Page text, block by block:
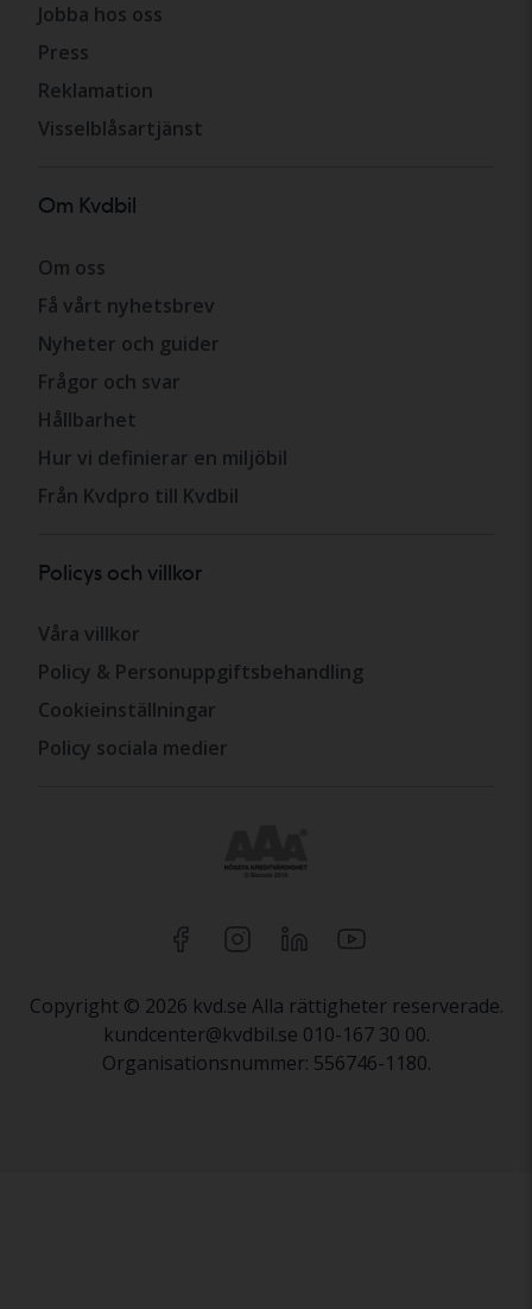
Jobba hos oss
Press
Reklamation
Visselblåsartjänst
Om Kvdbil
Om oss
Få vårt nyhetsbrev
Nyheter och guider
Frågor och svar
Hållbarhet
Hur vi definierar en miljöbil
Från Kvdpro till Kvdbil
Policys och villkor
Våra villkor
Policy & Personuppgiftsbehandling
Cookieinställningar
Policy sociala medier
Copyright © 2026 kvd.se Alla rättigheter reserverade.
kundcenter@kvdbil.se 010-167 30 00.
Organisationsnummer: 556746-1180.